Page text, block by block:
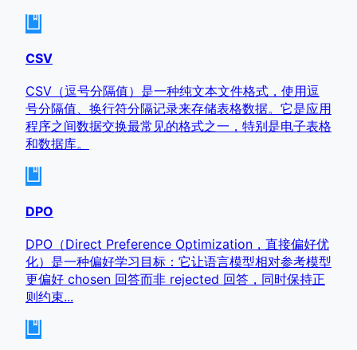
CSV
CSV（逗号分隔值）是一种纯文本文件格式，使用逗
号分隔值、换行符分隔记录来存储表格数据。它是应用
程序之间数据交换最常见的格式之一，特别是电子表格
和数据库。
DPO
DPO（Direct Preference Optimization，直接偏好优
化）是一种偏好学习目标：它让语言模型相对参考模型
更偏好 chosen 回答而非 rejected 回答，同时保持正
则约束...